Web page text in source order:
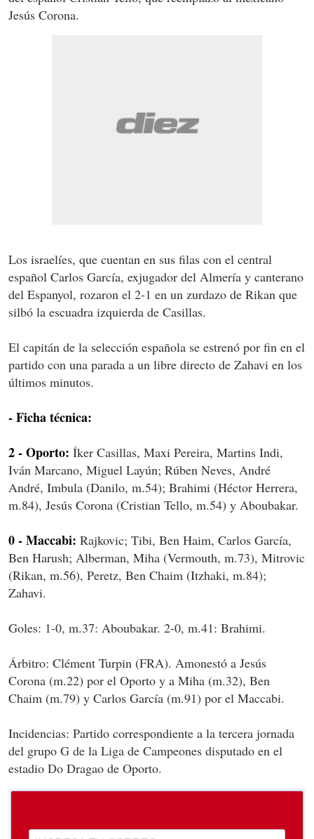
Jesús Corona.
Los israelíes, que cuentan en sus filas con el central
español Carlos García, exjugador del Almería y canterano
del Espanyol, rozaron el 2-1 en un zurdazo de Rikan que
silbó la escuadra izquierda de Casillas.
El capitán de la selección española se estrenó por fin en el
partido con una parada a un libre directo de Zahavi en los
últimos minutos.
- Ficha técnica:
2 - Oporto: Íker Casillas, Maxi Pereira, Martins Indi,
Iván Marcano, Miguel Layún; Rúben Neves, André
André, Imbula (Danilo, m.54); Brahimi (Héctor Herrera,
m.84), Jesús Corona (Cristian Tello, m.54) y Aboubakar.
0 - Maccabi: Rajkovic; Tibi, Ben Haim, Carlos García,
Ben Harush; Alberman, Miha (Vermouth, m.73), Mitrovic
(Rikan, m.56), Peretz, Ben Chaim (Itzhaki, m.84);
Zahavi.
Goles: 1-0, m.37: Aboubakar. 2-0, m.41: Brahimi.
Árbitro: Clément Turpin (FRA). Amonestó a Jesús
Corona (m.22) por el Oporto y a Miha (m.32), Ben
Chaim (m.79) y Carlos García (m.91) por el Maccabi.
Incidencias: Partido correspondiente a la tercera jornada
del grupo G de la Liga de Campeones disputado en el
estadio Do Dragao de Oporto.